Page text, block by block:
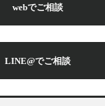
webでご相談
LINE@でご相談